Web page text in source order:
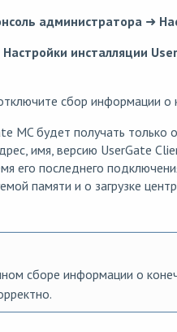
администратора ➜
Настройки инсталляции
сбор информации о
MC будет получать
имя, версию UserGate
его последнего
памяти и о загрузке
сборе информации о